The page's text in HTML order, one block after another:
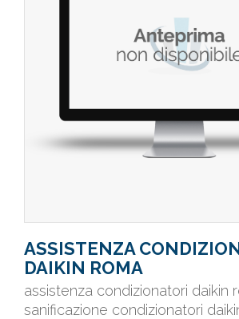
ASSISTENZA
DAIKIN ROMA
assistenza condizionatori daikin
sanificazione condizionatori